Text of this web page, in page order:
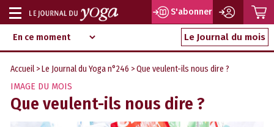
Aller
au
contenu
d‘information
indépendant
Afficher
ou
masquer
la
navigation
S'abonner
Le Journal du mois
Accueil >Le Journal du Yoga n°246 > Que veulent-ils nous dire ?
IMAGE DU MOIS
Que veulent-ils nous dire ?